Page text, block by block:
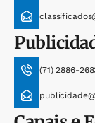
(71) 2886-